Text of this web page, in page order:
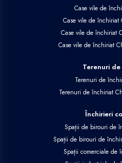
Case vile de
Case vile de închiriat
Case vile de închiriat
Case vile de închiriat
Terenuri
Terenuri de
Terenuri de închiriat
Închirieri
Spații de birouri de
Spații de birouri de
Spații comerciale de